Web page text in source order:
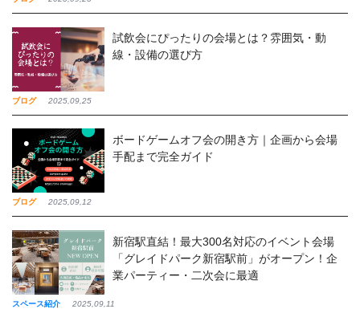
ブログ 2025,09,25
試飲会にぴったりの会場とは？雰囲気・動
線・設備の選び方
ブログ 2025,09,12
ボードゲームオフ会の開き方｜企画から会場
手配まで完全ガイド
スペース紹介 2025,09,11
新宿駅直結！最大300名対応のイベント会場
「グレイドパーク新宿駅前」がオープン！企
業パーティー・二次会に最適